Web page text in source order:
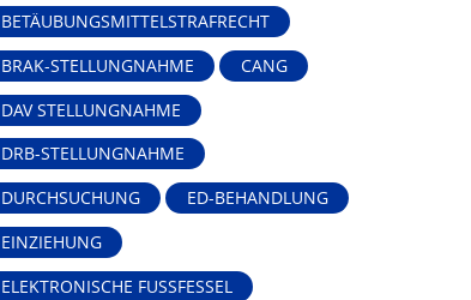
BETÄUBUNGSMITTELSTRAFRECHT
BRAK-STELLUNGNAHME
CANG
DAV STELLUNGNAHME
DRB-STELLUNGNAHME
DURCHSUCHUNG
ED-BEHANDLUNG
EINZIEHUNG
ELEKTRONISCHE FUSSFESSEL